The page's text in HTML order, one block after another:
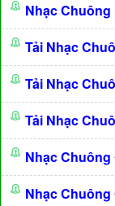
Nhạc Chuông
Tải Nhạc
Tải Nhạc
Tải Nhạc
Nhạc
Nhạc Chuông